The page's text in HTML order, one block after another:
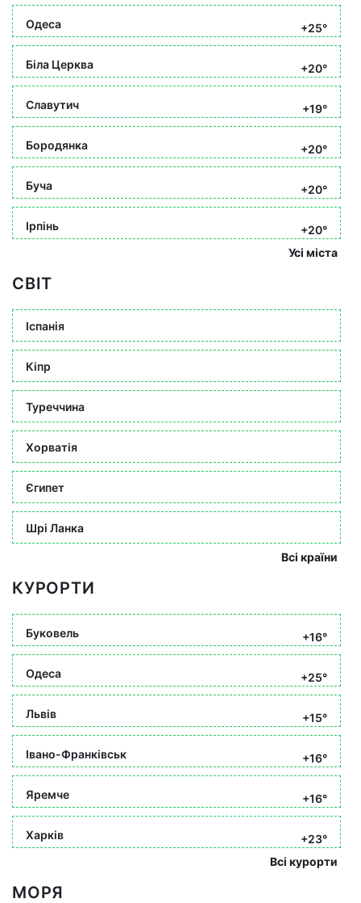
Одеса +25°
Біла Церква +20°
Славутич +19°
Бородянка +20°
Буча +20°
Ірпінь
+20°
Усі міста
СВІТ
Іспанія
Кіпр
Туреччина
Хорватія
Єгипет
Шрі Ланка
Всі країни
КУРОРТИ
Буковель +16°
Одеса +25°
Львів +15°
Івано-Франківськ +16°
Яремче +16°
Харків
+23°
Всі курорти
МОРЯ